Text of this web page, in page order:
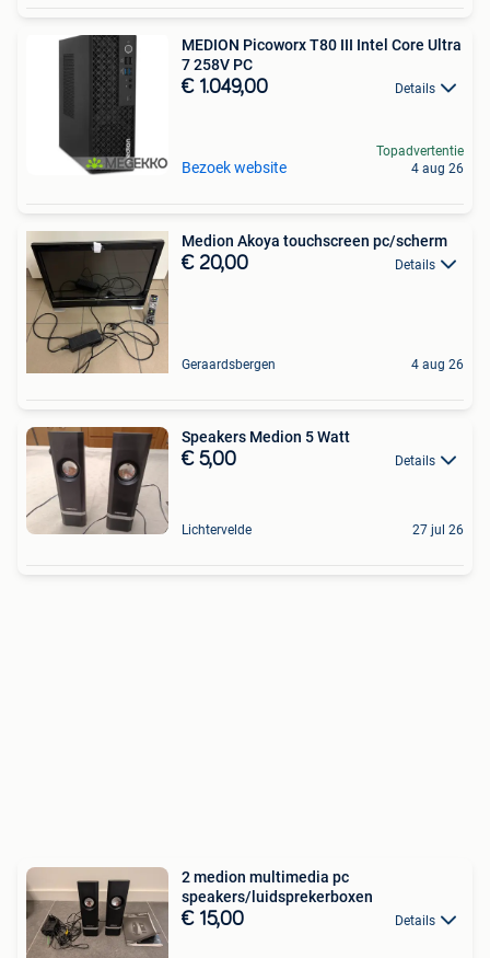
MEDION Picoworx T80 III Intel Core Ultra
7 258V PC
€ 1.049,00 Details
Bezoek website
Topadvertentie
4 aug 26
Medion Akoya touchscreen pc/scherm
€ 20,00 Details
Geraardsbergen 4 aug 26
Speakers Medion 5 Watt
€ 5,00 Details
Lichtervelde 27 jul 26
2 medion multimedia pc
speakers/luidsprekerboxen
€ 15,00 Details